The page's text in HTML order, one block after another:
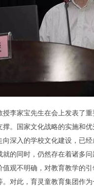
家宝先生在会上发表了重
。国家文化战略的实施和
深入的学校文化建设，已
的同时，仍然存在着诸多
观不明确，对教育教学的
对此，育灵童教育集团作